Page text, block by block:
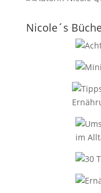
Nicole´s